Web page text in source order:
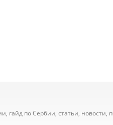
гайд по Сербии, статьи, новости,